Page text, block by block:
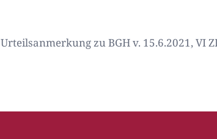
Urteilsanmerkung zu BGH v. 15.6.2021, VI